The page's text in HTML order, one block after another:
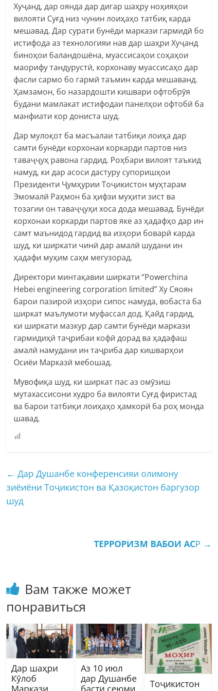
Хуҷанд, дар оянда дар дигар шаҳру ноҳияҳои
вилояти Суғд низ чунин лоиҳаҳо татбиқ карда
мешавад. Дар сурати бунёди маркази гармидӣ бо
истифода аз технологияи нав дар шаҳри Хуҷанд
биноҳои баландошёна, муассисаҳои соҳаҳои
маорифу тандурустӣ, корхонаву муассисаҳо дар
фасли сармо бо гармӣ таъмин карда мешаванд.
Ҳамзамон, бо назардошти кишвари офтобрӯя
будани мамлакат истифодаи панелҳои офтобӣ ба
манфиати кор дониста шуд.
Дар мулоқот ба масъалаи татбиқи лоиҳа дар
самти бунёди корхонаи коркарди партов низ
таваҷҷуҳ равона гардид. Роҳбари вилоят таъкид
намуд, ки дар асоси дастуру супоришҳои
Президенти Ҷумҳурии Тоҷикистон муҳтарам
Эмомалӣ Раҳмон ба ҳифзи муҳити зист ва
тозагии он таваҷҷуҳи хоса дода мешавад. Бунёди
корхонаи коркарди партов яке аз ҳадафҳо дар ин
самт маънидод гардид ва изҳори боварӣ карда
шуд, ки ширкати чинӣ дар амалӣ шудани ин
ҳадафи муҳим саҳм мегузорад.
Директори минтақавии ширкати “Powerchina
Hebei engineering corporation Iimited” Ху Сяоян
барои пазироӣ изҳори сипос намуда, вобаста ба
ширкат маълумоти муфассал дод. Қайд гардид,
ки ширкати мазкур дар самти бунёди маркази
гармидиҳӣ таҷрибаи кофӣ дорад ва ҳадафаш
амалӣ намудани ин таҷриба дар кишварҳои
Осиёи Марказӣ мебошад.
Мувофиқа шуд, ки ширкат пас аз омӯзиш
мутахассисони худро ба вилояти Суғд фиристад
ва барои татбиқи лоиҳаҳо ҳамкорӣ ба роҳ монда
шавад.
← Дар Душанбе конференсияи олимону
зиёиёни Тоҷикистон ва Қазоқистон баргузор
шуд
ТЕРРОРИЗМ ВАБОИ АСР →
Вам также может
понравиться
Дар шаҳри
Кӯлоб
Аз 10 июл
дар Душанбе
Тоҷикистон